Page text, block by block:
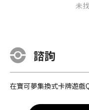
未
諮詢
在寶可夢集換式卡牌遊戲